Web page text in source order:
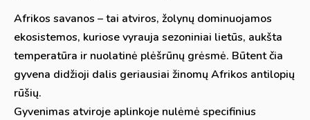
Afrikos savanos – tai atviros, žolynų dominuojamos
ekosistemos, kuriose vyrauja sezoniniai lietūs, aukšta
temperatūra ir nuolatinė plėšrūnų grėsmė. Būtent čia
gyvena didžioji dalis geriausiai žinomų Afrikos antilopių
rūšių.
Gyvenimas atviroje aplinkoje nulėmė specifinius